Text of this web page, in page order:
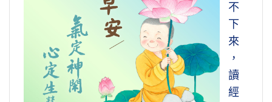
不
下
來
，
讀
經